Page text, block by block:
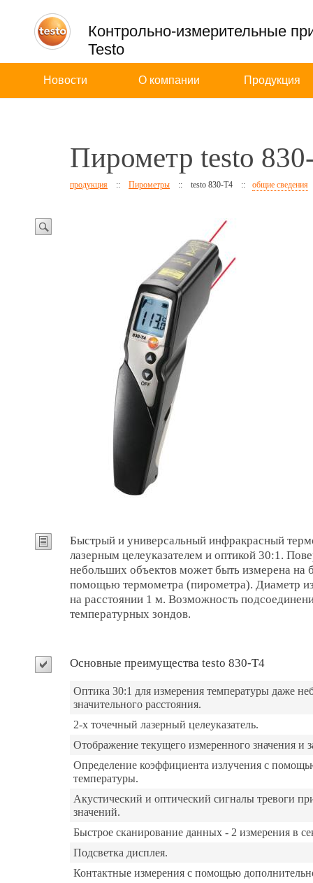
Контрольно-измерительные
Testo
Новости О компании Продукция
Пирометр testo
продукция :: Пирометры :: testo 830-T4 :: общие сведения
Быстрый и универсальный инфракрасный
лазерным целеуказателем и оптикой 30:1.
небольших объектов может быть измерена на
помощью термометра (пирометра). Диаметр
на расстоянии 1 м. Возможность
температурных зондов.
Основные преимущества testo 830-T4
Оптика 30:1 для измерения температуры даже
значительного расстояния.
2-х точечный лазерный целеуказатель.
Отображение текущего измеренного значения и
Определение коэффициента излучения с
температуры.
Акустический и оптический сигналы тревоги
значений.
Быстрое сканирование данных - 2 измерения в
Подсветка дисплея.
Контактные измерения с помощью